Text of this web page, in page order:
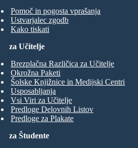
Pomoč in pogosta vprašanja
Ustvarjalec zgodb
Kako tiskati
za Študente
za Učitelje
Brezplačna Različica za Učitelje
Okrožna Paketi
Šolske Knjižnice in Medijski Centri
Usposabljanja
Vsi Viri za Učitelje
Predloge Delovnih Listov
Predloge za Plakate